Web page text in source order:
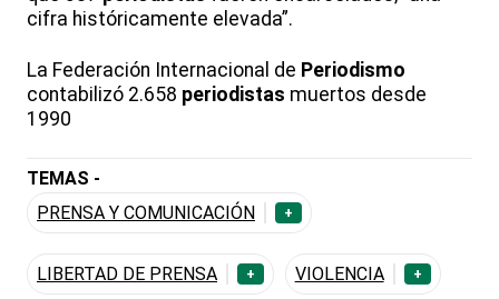
cifra históricamente elevada”.
La Federación Internacional de Periodismo
contabilizó 2.658 periodistas muertos desde
1990
TEMAS -
PRENSA Y COMUNICACIÓN
+
LIBERTAD DE PRENSA + VIOLENCIA +